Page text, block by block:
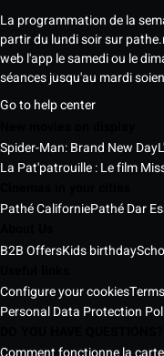
La programmation de la
partir du lundi soir sur
web l'app le samedi ou le
séances jusqu'au mardi
Go to help center
Spider-Man: Brand New Day
La Pat'patrouille : Le film
Pathé CaliforniePathé Dar
B2B OffersKids birthday
Configure your cookies
Personal Data Protection